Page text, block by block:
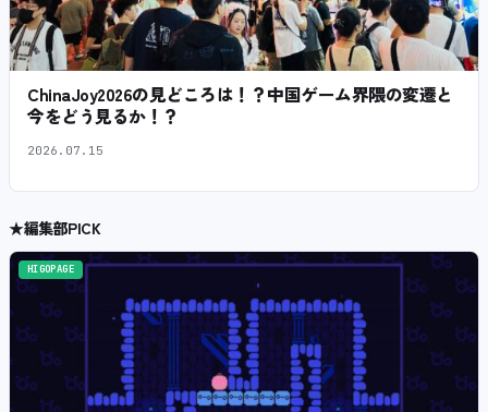
ChinaJoy2026の見どころは！？中国ゲーム界隈の変遷と
今をどう見るか！？
2026.07.15
★編集部PICK
HIGOPAGE